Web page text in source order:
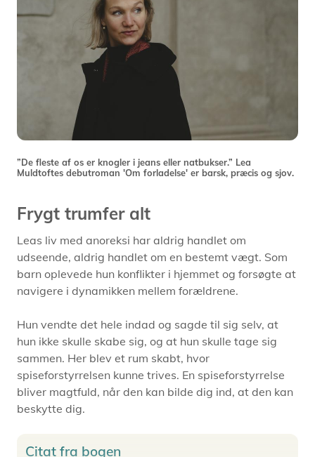
”De fleste af os er knogler i jeans eller natbukser.” Lea
Muldtoftes debutroman 'Om forladelse' er barsk, præcis og sjov.
Frygt trumfer alt
Leas liv med anoreksi har aldrig handlet om
udseende, aldrig handlet om en bestemt vægt. Som
barn oplevede hun konflikter i hjemmet og forsøgte at
navigere i dynamikken mellem forældrene.
Hun vendte det hele indad og sagde til sig selv, at
hun ikke skulle skabe sig, og at hun skulle tage sig
sammen. Her blev et rum skabt, hvor
spiseforstyrrelsen kunne trives. En spiseforstyrrelse
bliver magtfuld, når den kan bilde dig ind, at den kan
beskytte dig.
Citat fra bogen